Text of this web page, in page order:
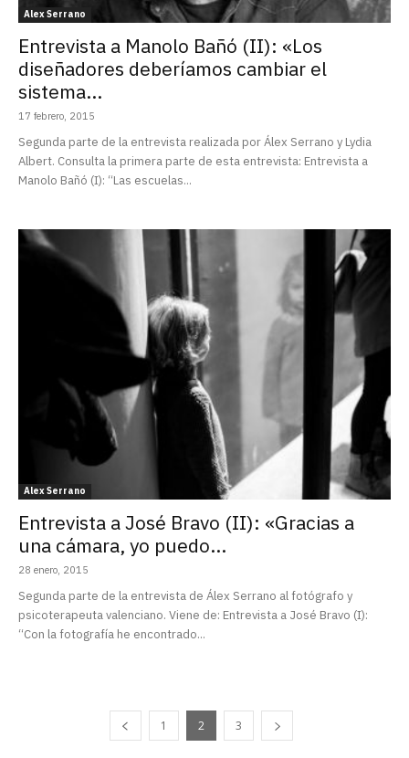
Alex Serrano
Entrevista a Manolo Bañó (II): «Los
diseñadores deberíamos cambiar el
sistema...
17 febrero, 2015
Segunda parte de la entrevista realizada por Álex Serrano y Lydia
Albert. Consulta la primera parte de esta entrevista: Entrevista a
Manolo Bañó (I): “Las escuelas...
Alex Serrano
Entrevista a José Bravo (II): «Gracias a
una cámara, yo puedo...
28 enero, 2015
Segunda parte de la entrevista de Álex Serrano al fotógrafo y
psicoterapeuta valenciano. Viene de: Entrevista a José Bravo (I):
“Con la fotografía he encontrado...
1 2 3